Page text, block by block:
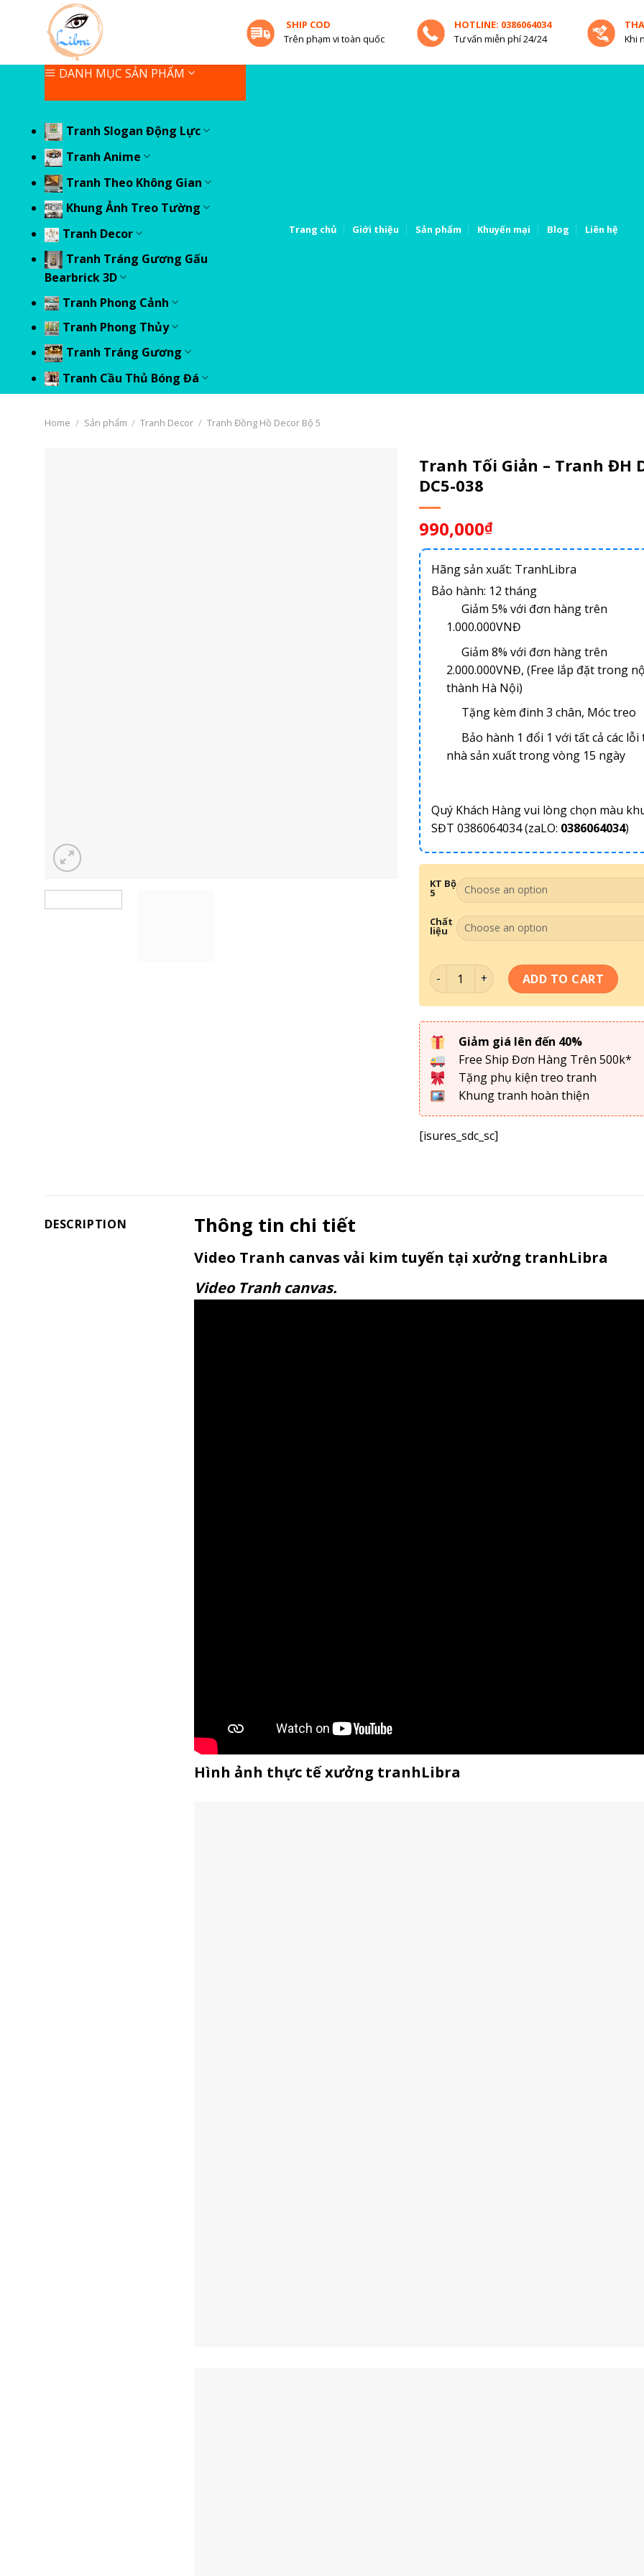
SHIP COD
Trên phạm vi toàn quốc
HOTLINE: 0386064034
Tư vấn miễn phí 24/24
Khi
DANH MỤC SẢN PHẨM
Tranh Slogan Động Lực
Tranh Anime
Tranh Theo Không Gian
Khung Ảnh Treo Tường
Tranh Decor
Tranh Tráng Gương Gấu
Bearbrick 3D
Tranh Phong Cảnh
Tranh Phong Thủy
Tranh Tráng Gương
Tranh Cầu Thủ Bóng Đá
Trang chủ Giới thiệu Sản phẩm Khuyến mại Blog Liên hệ
Home / Sản phẩm / Tranh Decor / Tranh Đồng Hồ Decor Bộ 5
Tranh Tối Giản – Tranh ĐH
DC5-038
990,000₫
Hãng sản xuất: TranhLibra
Bảo hành: 12 tháng
Giảm 5% với đơn hàng trên
1.000.000VNĐ
Giảm 8% với đơn hàng trên
2.000.000VNĐ, (Free lắp đặt trong
thành Hà Nội)
Tặng kèm đinh 3 chân, Móc treo
Bảo hành 1 đổi 1 với tất cả các lỗi
nhà sản xuất trong vòng 15 ngày
Quý Khách Hàng vui lòng chọn màu
SĐT 0386064034 (zaLO: 0386064034)
KT Bộ
5
Chất
liệu
Tranh Tối Giản - Tranh ĐH Decor DC5-
ADD TO CART
Giảm giá lên đến 40%
Free Ship Đơn Hàng Trên 500k*
Tặng phụ kiện treo tranh
Khung tranh hoàn thiện
[isures_sdc_sc]
DESCRIPTION Thông tin chi tiết
Video Tranh canvas vải kim tuyến tại xưởng tranhLibra
Video Tranh canvas.
Hình ảnh thực tế xưởng tranhLibra